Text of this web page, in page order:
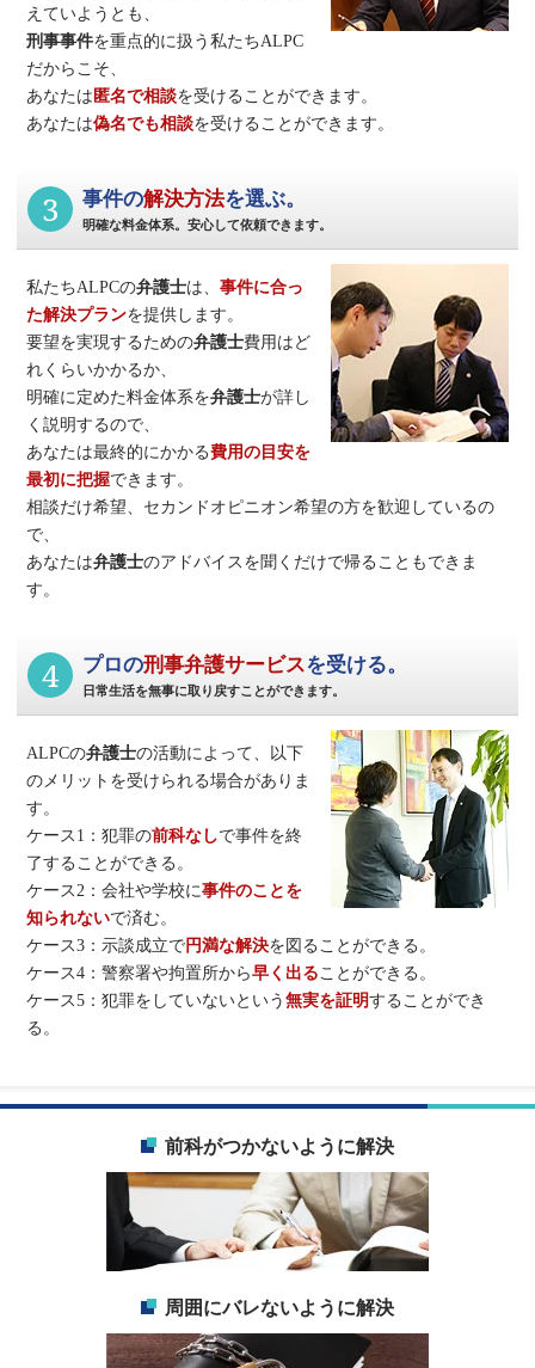
前科がつかないように解決
周囲にバレないように解決
えていようとも、
刑事事件を重点的に扱う私たちALPC
だからこそ、
あなたは匿名で相談を受けることができます。
あなたは偽名でも相談を受けることができます。
3 事件の解決方法を選ぶ。
明確な料金体系。安心して依頼できます。
私たちALPCの弁護士は、事件に合っ
た解決プランを提供します。
要望を実現するための弁護士費用はど
れくらいかかるか、
明確に定めた料金体系を弁護士が詳し
く説明するので、
あなたは最終的にかかる費用の目安を
最初に把握できます。
相談だけ希望、セカンドオピニオン希望の方を歓迎しているの
で、
あなたは弁護士のアドバイスを聞くだけで帰ることもできま
す。
4 プロの刑事弁護サービスを受ける。
日常生活を無事に取り戻すことができます。
ALPCの弁護士の活動によって、以下
のメリットを受けられる場合がありま
す。
ケース1：犯罪の前科なしで事件を終
了することができる。
ケース2：会社や学校に事件のことを
知られないで済む。
ケース3：示談成立で円満な解決を図ることができる。
ケース4：警察署や拘置所から早く出ることができる。
ケース5：犯罪をしていないという無実を証明することができ
る。